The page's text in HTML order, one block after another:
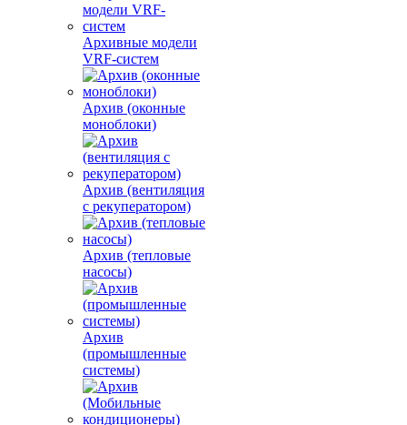
Архивные модели
VRF-систем
Архив (оконные
моноблоки)
Архив (вентиляция
с рекуператором)
Архив (тепловые
насосы)
Архив
(промышленные
системы)